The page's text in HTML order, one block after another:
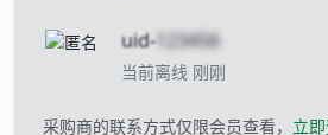
uid- 123456
当前离线 刚刚
采购商的联系方式仅限会员查看， 立